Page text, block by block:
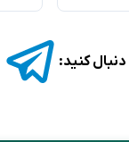
کنید: